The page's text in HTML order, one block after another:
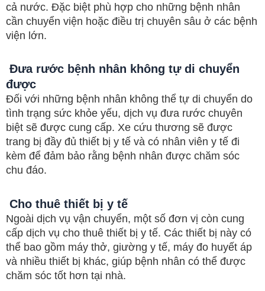
cả nước. Đặc biệt phù hợp cho những bệnh nhân
cần chuyển viện hoặc điều trị chuyên sâu ở các bệnh
viện lớn.
Đưa rước bệnh nhân không tự di chuyển
được
Đối với những bệnh nhân không thể tự di chuyển do
tình trạng sức khỏe yếu, dịch vụ đưa rước chuyên
biệt sẽ được cung cấp. Xe cứu thương sẽ được
trang bị đầy đủ thiết bị y tế và có nhân viên y tế đi
kèm để đảm bảo rằng bệnh nhân được chăm sóc
chu đáo.
Cho thuê thiết bị y tế
Ngoài dịch vụ vận chuyển, một số đơn vị còn cung
cấp dịch vụ cho thuê thiết bị y tế. Các thiết bị này có
thể bao gồm máy thở, giường y tế, máy đo huyết áp
và nhiều thiết bị khác, giúp bệnh nhân có thể được
chăm sóc tốt hơn tại nhà.